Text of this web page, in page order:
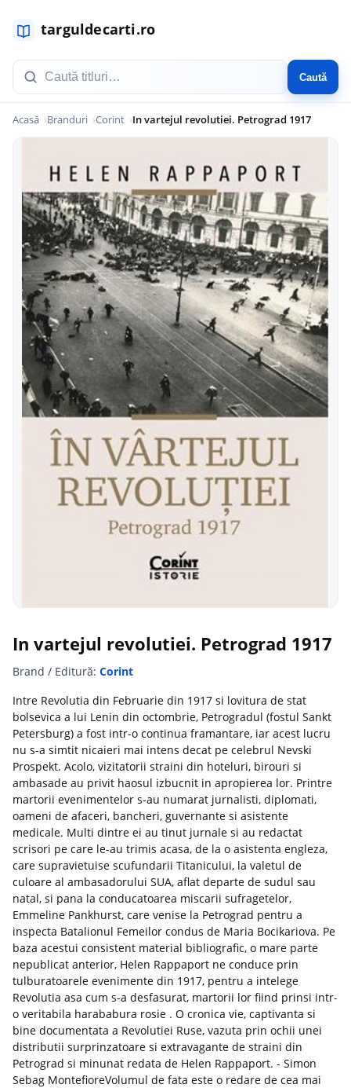
Caută
Acasă Branduri Corint In vartejul revolutiei. Petrograd 1917
In vartejul revolutiei. Petrograd 1917
Brand / Editură: Corint
Intre Revolutia din Februarie din 1917 si lovitura de stat
bolsevica a lui Lenin din octombrie, Petrogradul (fostul Sankt
Petersburg) a fost intr-o continua framantare, iar acest lucru
nu s-a simtit nicaieri mai intens decat pe celebrul Nevski
Prospekt. Acolo, vizitatorii straini din hoteluri, birouri si
ambasade au privit haosul izbucnit in apropierea lor. Printre
martorii evenimentelor s-au numarat jurnalisti, diplomati,
oameni de afaceri, bancheri, guvernante si asistente
medicale. Multi dintre ei au tinut jurnale si au redactat
scrisori pe care le-au trimis acasa, de la o asistenta engleza,
care supravietuise scufundarii Titanicului, la valetul de
culoare al ambasadorului SUA, aflat departe de sudul sau
natal, si pana la conducatoarea miscarii sufragetelor,
Emmeline Pankhurst, care venise la Petrograd pentru a
inspecta Batalionul Femeilor condus de Maria Bocikariova. Pe
baza acestui consistent material bibliografic, o mare parte
nepublicat anterior, Helen Rappaport ne conduce prin
tulburatoarele evenimente din 1917, pentru a intelege
Revolutia asa cum s-a desfasurat, martorii lor fiind prinsi intr-
o veritabila harababura rosie . O cronica vie, captivanta si
bine documentata a Revolutiei Ruse, vazuta prin ochii unei
distributii surprinzatoare si extravagante de straini din
Petrograd si minunat redata de Helen Rappaport. - Simon
Sebag MontefioreVolumul de fata este o redare de cea mai